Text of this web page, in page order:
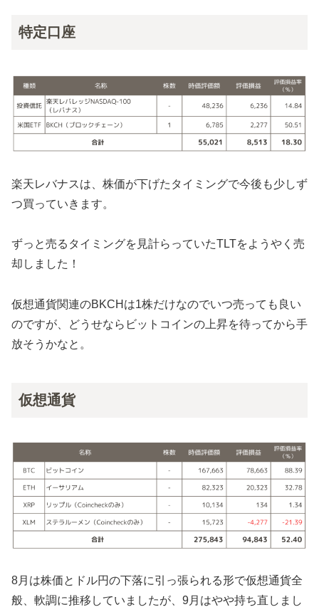
特定口座
楽天レバナスは、株価が下げたタイミングで今後も少しず
つ買っていきます。
ずっと売るタイミングを見計らっていたTLTをようやく売
却しました！
仮想通貨関連のBKCHは1株だけなのでいつ売っても良い
のですが、どうせならビットコインの上昇を待ってから手
放そうかなと。
仮想通貨
8月は株価とドル円の下落に引っ張られる形で仮想通貨全
般、軟調に推移していましたが、9月はやや持ち直しまし